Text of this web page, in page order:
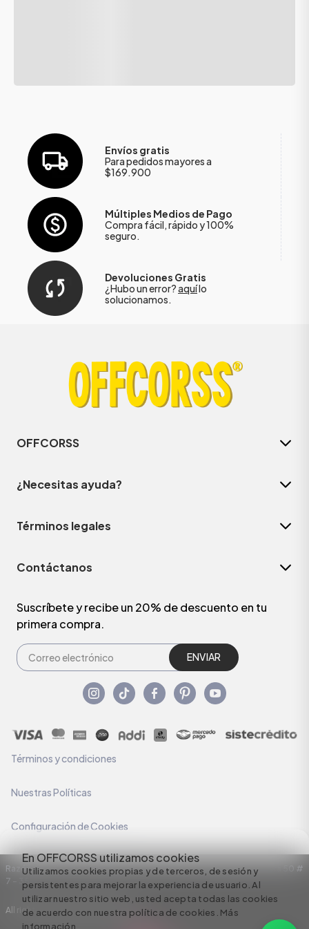
En OFFCORSS utilizamos cookies
Utilizamos cookies propias y de terceros, de sesión y
persistentes para mejorar la experiencia de usuario. Al
utilizar nuestro sitio web, usted acepta todas las cookies
de acuerdo con nuestra política de cookies. Más
información
Envíos gratis
Para pedidos mayores a
$169.900
Múltiples Medios de Pago
Compra fácil, rápido y 100%
seguro.
Devoluciones Gratis
¿Hubo un error?aquílo
solucionamos.
OFFCORSS
¿Necesitas ayuda?
Términos legales
Contáctanos
Suscríbete y recibe un 20% de descuento en tu
primera compra.
ENVIAR
Términos y condiciones
Nuestras Políticas
Configuración de Cookies
Razón Social: C.I HERMECO S.A. NIT: 890924167-6 Dirección: Carrera 50 #
7 – 35
All rights reserved empowered by